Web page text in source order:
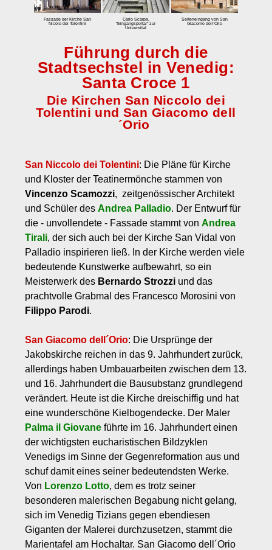
zum Einbuchen
Eintrittspreis Venedig und Eintrittspreise für Museen
Kontakt
Fassade der Kirche San
Nicolo dei Tolentini
Carlo Scarpa,
"Eingangsportal" zur
Universität
Seiteneingang von San
Giacomo dell´Orio
Führung durch die
Stadtsechstel in Venedig:
Santa Croce 1
Die Kirchen San Niccolo dei
Tolentini und San Giacomo dell
´Orio
San Niccolo dei Tolentini: Die Pläne für Kirche
und Kloster der Teatinermönche stammen von
Vincenzo Scamozzi, zeitgenössischer Architekt
und Schüler des Andrea Palladio. Der Entwurf für
die - unvollendete - Fassade stammt von Andrea
Tirali, der sich auch bei der Kirche San Vidal von
Palladio inspirieren ließ. In der Kirche werden viele
bedeutende Kunstwerke aufbewahrt, so ein
Meisterwerk des Bernardo Strozzi und das
prachtvolle Grabmal des Francesco Morosini von
Filippo Parodi.
San Giacomo dell´Orio: Die Ursprünge der
Jakobskirche reichen in das 9. Jahrhundert zurück,
allerdings haben Umbauarbeiten zwischen dem 13.
und 16. Jahrhundert die Bausubstanz grundlegend
verändert. Heute ist die Kirche dreischiffig und hat
eine wunderschöne Kielbogendecke. Der Maler
Palma il Giovane führte im 16. Jahrhundert einen
der wichtigsten eucharistischen Bildzyklen
Venedigs im Sinne der Gegenreformation aus und
schuf damit eines seiner bedeutendsten Werke.
Von Lorenzo Lotto, dem es trotz seiner
besonderen malerischen Begabung nicht gelang,
sich im Venedig Tizians gegen ebendiesen
Giganten der Malerei durchzusetzen, stammt die
Marientafel am Hochaltar. San Giacomo dell´Orio